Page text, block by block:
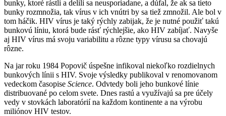
bunky, ktoré rástli a delili sa neusporiadane, a dúfal, že ak sa tieto
bunky rozmnožia, tak vírus v ich vnútri by sa tiež zmnožil. Ale bol v
tom háčik. HIV vírus je taký rýchly zabijak, že je nutné použiť takú
bunkovú líniu, ktorá bude rásť rýchlejšie, ako HIV zabíjať. Navyše
aj HIV vírus má svoju variabilitu a rôzne typy vírusu sa chovajú
rôzne.
Na jar roku 1984 Popovič úspešne infikoval niekoľko rozdielnych
bunkových línii s HIV. Svoje výsledky publikoval v renomovanom
vedeckom časopise Science. Odvtedy boli jeho bunkové línie
distribuované po celom svete. Dnes rastú a využívajú sa pre účely
vedy v stovkách laboratórií na každom kontinente a na výrobu
miliónov HIV testov.